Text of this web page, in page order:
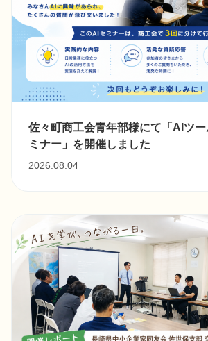
佐々町商工会青年部様にて「AIツ
ミナー」を開催しました
2026.08.04